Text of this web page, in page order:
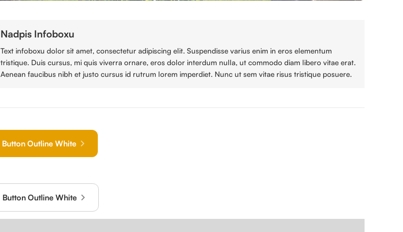
Nadpis Infoboxu
Text infoboxu dolor sit amet, consectetur adipiscing elit. Suspendisse varius enim in eros elementum
tristique. Duis cursus, mi quis viverra ornare, eros dolor interdum nulla, ut commodo diam libero vitae erat.
Aenean faucibus nibh et justo cursus id rutrum lorem imperdiet. Nunc ut sem vitae risus tristique posuere.
Button Outline White
Button Outline White